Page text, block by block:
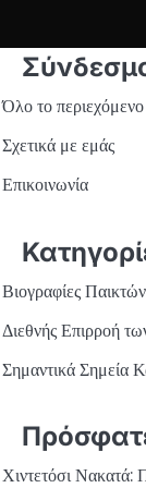
Όλο το περιεχόμενο
Σχετικά με εμάς
Επικοινωνία
Βιογραφίες
Διεθνής Επιρροή
Σημαντικά Σημεία
Χιντετόσι Νακατά: